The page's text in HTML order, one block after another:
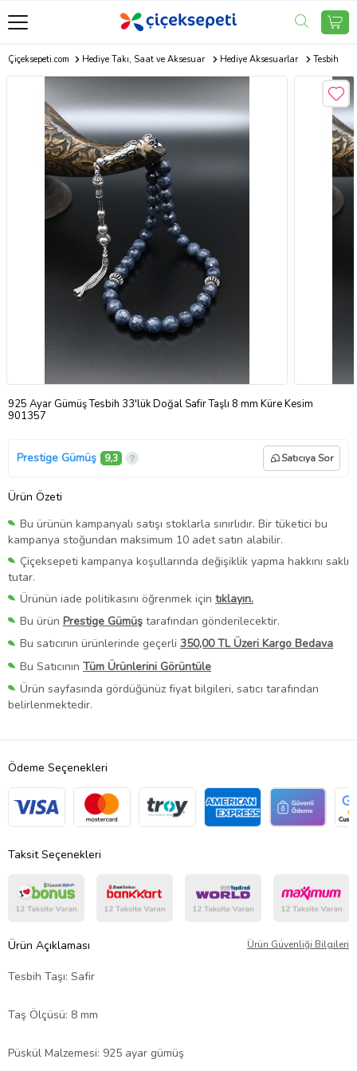
Çiçeksepeti.com Hediye Takı, Saat ve Aksesuar Hediye Aksesuarlar Tesbih
925 Ayar Gümüş Tesbih 33'lük Doğal Safir Taşlı 8 mm Küre Kesim
901357
Prestige Gümüş 9,3 Satıcıya Sor
Ürün Özeti
Bu ürünün kampanyalı satışı stoklarla sınırlıdır. Bir tüketici bu
kampanya stoğundan maksimum 10 adet satın alabilir.
Çiçeksepeti kampanya koşullarında değişiklik yapma hakkını saklı
tutar.
Ürünün iade politikasını öğrenmek için tıklayın.
Bu ürün Prestige Gümüş tarafından gönderilecektir.
Bu satıcının ürünlerinde geçerli 350,00 TL Üzeri Kargo Bedava
Bu Satıcının Tüm Ürünlerini Görüntüle
Ürün sayfasında gördüğünüz fiyat bilgileri, satıcı tarafından
belirlenmektedir.
Ödeme Seçenekleri
Taksit Seçenekleri
Ürün Açıklaması Ürün Güvenliği Bilgileri
Tesbih Taşı: Safir
Taş Ölçüsü: 8 mm
Püskül Malzemesi: 925 ayar gümüş